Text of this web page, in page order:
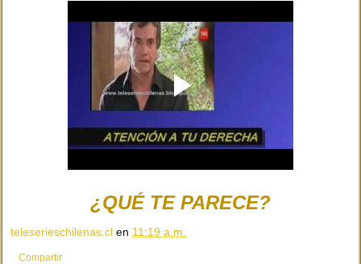
¿QUÉ TE PARECE?
teleserieschilenas.cl en 11:19 a.m.
Compartir